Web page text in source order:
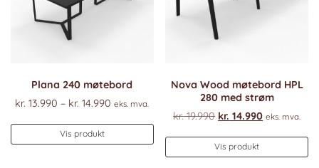
produktsiden
Plana 240 møtebord
kr. 13.990 – kr. 14.990 Prisområde:
kr. 14.990
eks. mva.
Vis produkt
Dette
produktet
har
Nova Wood møtebord HPL
280 med strøm
kr.19.990 Opprinnelig
var:
kr. 19.990.
kr. 14.990Nåværende
kr. 14.990.
eks. mva.
Vis produkt